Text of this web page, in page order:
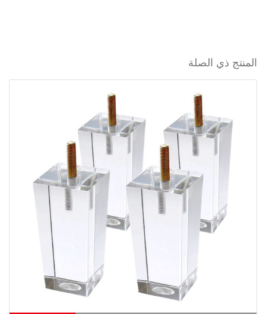
المنتج ذي الصلة